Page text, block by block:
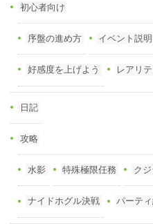
初心者向け
序盤の進め方 イベント説明
好感度を上げよう レアリ
日記
攻略
水影 特殊極限任務 ク
ナイドホグル決戦 パーテ